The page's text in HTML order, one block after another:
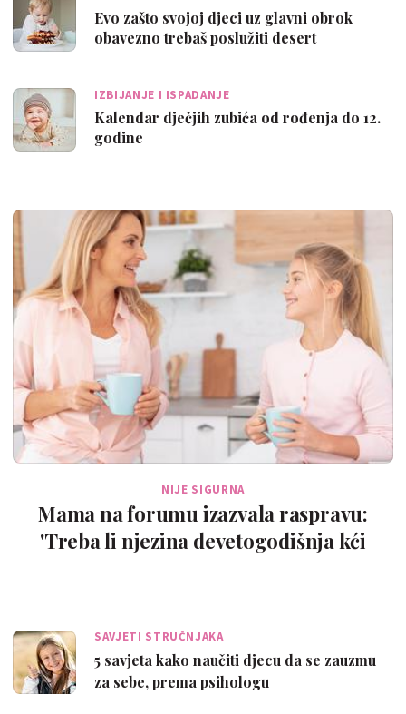
Evo zašto svojoj djeci uz glavni obrok
obavezno trebaš poslužiti desert
IZBIJANJE I ISPADANJE
Kalendar dječjih zubića od rođenja do 12.
godine
NIJE SIGURNA
Mama na forumu izazvala raspravu:
'Treba li njezina devetogodišnja kći
SAVJETI STRUČNJAKA
5 savjeta kako naučiti djecu da se zauzmu
za sebe, prema psihologu